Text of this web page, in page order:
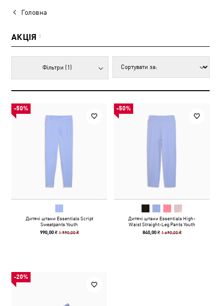
Головна
АКЦІЯ 3
Фільтри (1)
-50%
Дитячі штани Essentials Script
Sweatpants Youth
990,00 ₴ 1 990,00 ₴
-50%
Дитячі штани Essentials High-
Waist Straight-Leg Pants Youth
840,00 ₴ 1 690,00 ₴
-20%